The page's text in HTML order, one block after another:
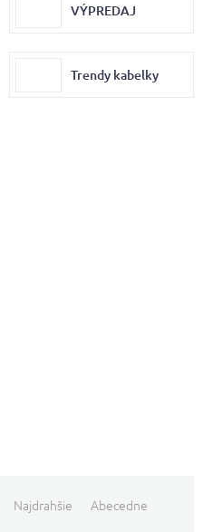
VÝPREDAJ
Trendy kabelky
Najdrahšie Abecedne